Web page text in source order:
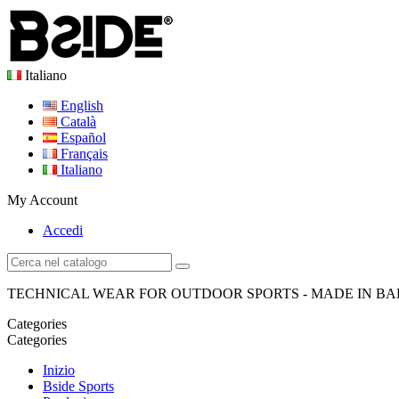
Italiano
English
Català
Español
Français
Italiano
My Account
Accedi
TECHNICAL WEAR FOR OUTDOOR SPORTS - MADE IN
Categories
Categories
Inizio
Bside Sports